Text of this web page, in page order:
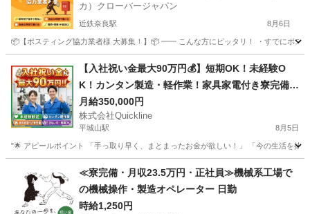
カ）クローバージャパン
近鉄奈良駅 8月6日
📦【ポスティング協力業者様 大募集！】📦 ━━ こんな方にピッタリ！ ・すでにポス
近鉄奈良駅 軽作業 業務委託契約
【入社祝い金最大90万円💰】短期OK！未経験O
K！カンタン製造・軽作業！家具家電付き寮完備
🏠
月給350,000円
株式会社Quickline
平城山駅 8月5日
"🌟 アピールポイント 「手っ取り早く、まとまったお金が欲しい！」 「今の生活を抜
平城山駅 工場 時給
≪寮完備・月収23.5万円・正社員≫機械系工場で
の機械操作・製造オペレーター 日勤
時給1,250円